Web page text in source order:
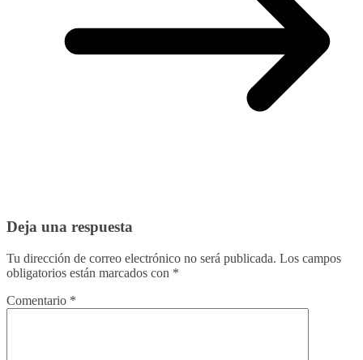
Deja una respuesta
Tu dirección de correo electrónico no será publicada. Los campos
obligatorios están marcados con *
Comentario *